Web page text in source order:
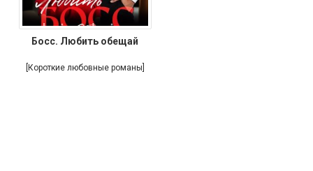
Босс. Любить обещай
[Короткие любовные романы]